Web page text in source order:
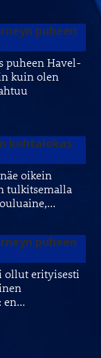
puheen
puheen Havel-
kuin olen
kohtalokas
oikein
tulkitsemalla
puheen
ollut erityisesti
en…